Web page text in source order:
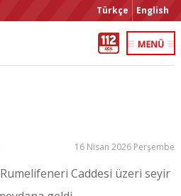
Türkçe English
16 Nisan 2026 Perşembe
Caddesi üzeri seyir